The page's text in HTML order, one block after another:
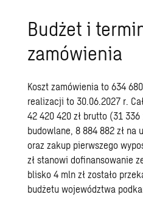
Budżet i
zamówienia
Koszt zamówienia to 634
realizacji to 30.06.2027 r.
42 420 420 zł brutto (31 336
budowlane, 8 884 882 zł na
oraz zakup pierwszego
zł stanowi dofinansowanie
blisko 4 mln zł zostało
budżetu województwa